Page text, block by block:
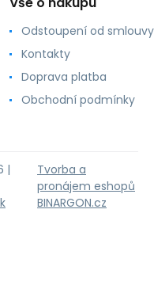
Odstoupení od smlouvy
Kontakty
Doprava platba
Obchodní podmínky
|
Tvorba a
pronájem eshopů
BINARGON.cz